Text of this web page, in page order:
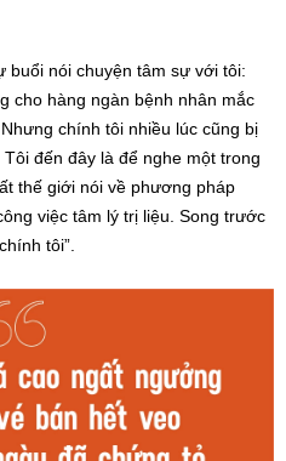
buổi nói chuyện tâm sự với tôi:
cho hàng ngàn bệnh nhân mắc
chính tôi nhiều lúc cũng bị
đến đây là để nghe một trong
thế giới nói về phương pháp
việc tâm lý trị liệu. Song trước
tôi”.